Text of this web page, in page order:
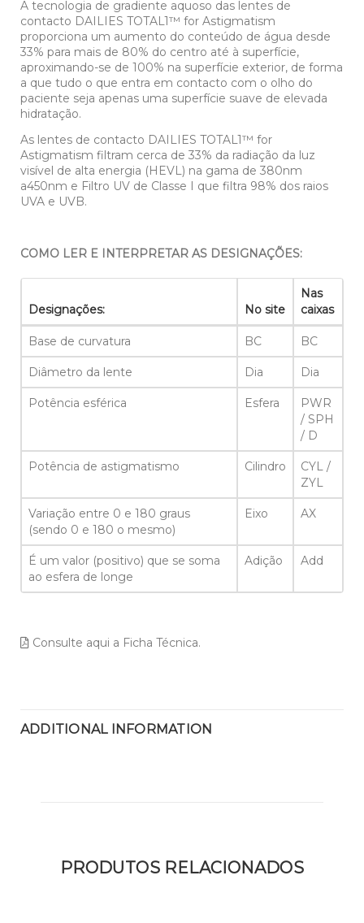
A tecnologia de gradiente aquoso das lentes de
contacto DAILIES TOTAL1™ for Astigmatism
proporciona um aumento do conteúdo de água desde
33% para mais de 80% do centro até à superfície,
aproximando-se de 100% na superfície exterior, de forma
a que tudo o que entra em contacto com o olho do
paciente seja apenas uma superfície suave de elevada
hidratação.
As lentes de contacto DAILIES TOTAL1™ for
Astigmatism filtram cerca de 33% da radiação da luz
visível de alta energia (HEVL) na gama de 380nm
a450nm e Filtro UV de Classe I que filtra 98% dos raios
UVA e UVB.
COMO LER E INTERPRETAR AS DESIGNAÇÕES:
Designações: No site
Nas
caixas
Base de curvatura BC BC
Diâmetro da lente Dia Dia
Potência esférica Esfera
PWR
/ SPH
/ D
Potência de astigmatismo Cilindro
CYL /
ZYL
Variação entre 0 e 180 graus
(sendo 0 e 180 o mesmo)
Eixo AX
É um valor (positivo) que se soma
ao esfera de longe
Adição Add
Consulte aqui a Ficha Técnica.
ADDITIONAL INFORMATION
PRODUTOS RELACIONADOS